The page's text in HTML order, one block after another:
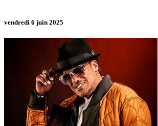
vendredi 6 juin 2025